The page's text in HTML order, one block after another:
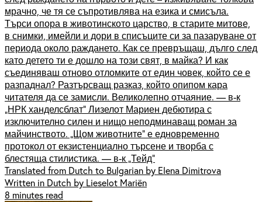
мрачно, че тя се съпротивлява на езика и смисъла.
Търси опора в животинското царство, в старите митове,
в снимки, имейли и дори в списъците си за пазаруване от
периода около раждането. Как се превръщаш, дълго след
като детето ти е дошло на този свят, в майка? И как
съединяваш отново отломките от един човек, който се е
разпаднал? Разтърсващ разказ, който опипом кара
читателя да се замисли. Великолепно отчаяние. — в-к
„НРК ханделсблат” Лизелот Мариен дебютира с
изключително силен и нищо неподминаващ роман за
майчинството. „Щом животните” е едновременно
протокол от екзистенциално търсене и творба с
блестяща стилистика. — в-к „Тейд”
Translated from Dutch to Bulgarian by Elena Dimitrova
Written in Dutch by Lieselot Mariën
8 minutes read